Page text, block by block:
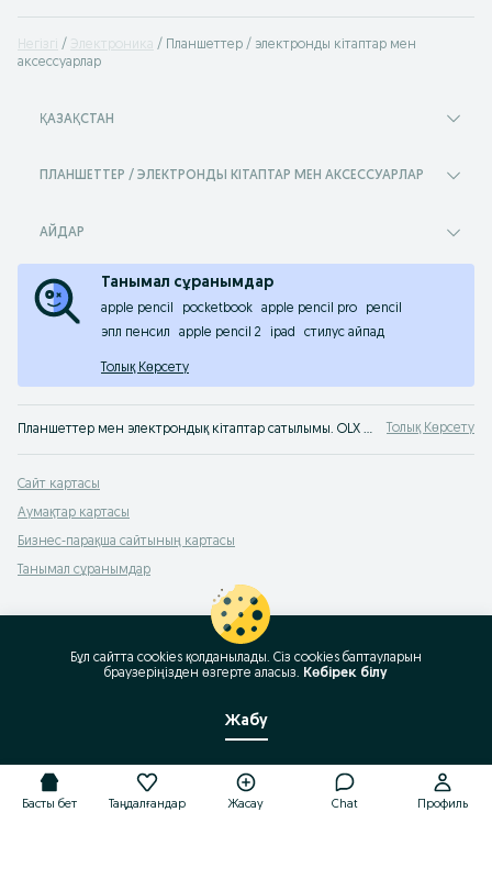
Негізгі Электроника
Планшеттер / электронды кітаптар мен
аксессуарлар
ҚАЗАҚСТАН
ПЛАНШЕТТЕР / ЭЛЕКТРОНДЫ КІТАПТАР МЕН АКСЕССУАРЛАР
АЙДАР
Танымал сұранымдар
apple pencil pocketbook apple pencil pro
pencil
эпл пенсил
apple pencil 2 ipad стилус айпад
Толық Көрсету
Планшеттер мен электрондық кітаптар сатылымы. OLX Қазақстан хабарландырулар сервисінен планшеттерге немесе электрондық кітаптарға арналған аксессуарларды оңай және жылдам сатып алуға болады. OLX-те сатып ал Толық Көрсету
Сайт картасы
Аумақтар картасы
Бизнес-парақша сайтының картасы
Танымал сұранымдар
Басты бет Таңдалғандар Жасау Chat Профиль
Бұл сайтта cookies қолданылады. Сіз cookies баптауларын
браузеріңізден өзгерте аласыз. Көбірек білу
Жабу